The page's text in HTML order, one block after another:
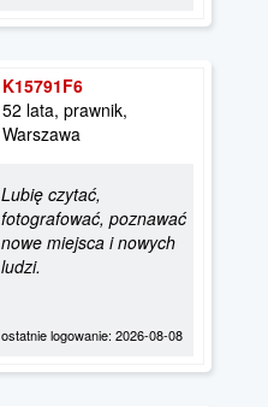
K15791F6
52 lata, prawnik,
Warszawa
Lubię czytać,
fotografować, poznawać
nowe miejsca i nowych
ludzi.
ostatnie logowanie: 2026-08-08